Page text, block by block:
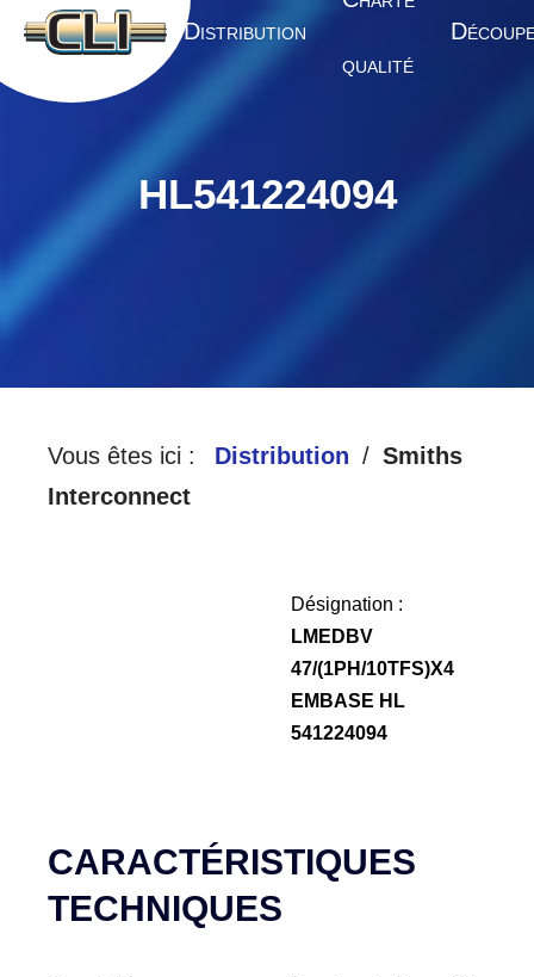
A CCUEIL DISTRIBUTION
QUALITÉ
D
HL541224094
Vous êtes ici : Distribution
Smiths
Interconnect
Désignation :
LMEDBV
47/(1PH/10TFS)X4
EMBASE HL
541224094
CARACTÉRISTIQUES
TECHNIQUES